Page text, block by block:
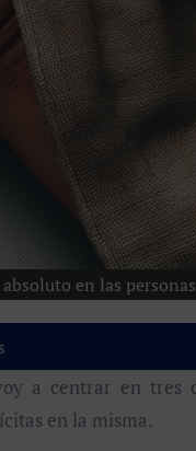
en las personas
en la misma.